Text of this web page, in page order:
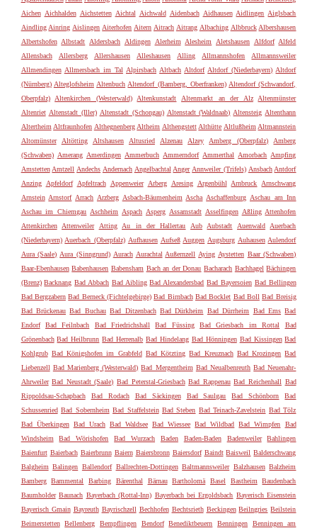
Aichen Aichhalden Aichstetten Aichtal Aichwald Aidenbach Aidhausen Aidlingen Aiglsbach
Aindling Ainring Aislingen Aiterhofen Aitern Aitrach Aitrang Albaching Albbruck Albershausen
Albertshofen Albstadt Aldersbach Aldingen Alerheim Alesheim Aletshausen Alfdorf Alfeld
Allensbach
Allersberg Allershausen Alleshausen Alling Allmannshofen
Allmannsweiler
Allmendingen Allmersbach im Tal Alpirsbach Altbach Altdorf Altdorf (Niederbayern) Altdorf
(Nürnberg) Alteglofsheim Altenbuch Altendorf (Bamberg, Oberfranken) Altendorf (Schwandorf,
Oberpfalz)
Altenkirchen (Westerwald) Altenkunstadt Altenmarkt an der Alz
Altenmünster
Altenriet Altenstadt (Iller) Altenstadt (Schongau) Altenstadt (Waldnaab) Altensteig Altenthann
Altertheim Altfraunhofen Althegnenberg Altheim Althengstett Althütte Altlußheim Altmannstein
Altomünster
Altötting Altshausen Altusried Alzenau Alzey Amberg (Oberpfalz)
Amberg
(Schwaben) Amerang Amerdingen Ammerbuch Ammerndorf Ammerthal Amorbach Ampfing
Amstetten Amtzell Andechs Andernach Angelbachtal Anger Annweiler (Trifels) Ansbach Antdorf
Anzing
Apfeldorf Apfeltrach Appenweier Arberg Aresing Argenbühl Arnbruck
Arnschwang
Arnstein Arnstorf Arrach Arzberg Asbach-Bäumenheim Ascha Aschaffenburg Aschau am Inn
Aschau im Chiemgau Aschheim Aspach Asperg Assamstadt Asselfingen Aßling Attenhofen
Attenkirchen
Attenweiler Atting Au in der Hallertau Aub Aubstadt Auenwald
Auerbach
(Niederbayern) Auerbach (Oberpfalz) Aufhausen Aufseß Auggen Augsburg Auhausen Aulendorf
Aura (Saale) Aura (Sinngrund) Aurach Aurachtal Außernzell Aying Aystetten Baar (Schwaben)
Baar-Ebenhausen Babenhausen Babensham Bach an der Donau Bacharach Bachhagel Bächingen
(Brenz) Backnang Bad Abbach Bad Aibling Bad Alexandersbad Bad Bayersoien Bad Bellingen
Bad Bergzabern Bad Berneck (Fichtelgebirge) Bad Birnbach Bad Bocklet Bad Boll Bad Breisig
Bad Brückenau Bad Buchau Bad Ditzenbach Bad Dürkheim Bad Dürrheim Bad Ems Bad
Endorf
Bad Feilnbach Bad Friedrichshall Bad Füssing Bad Griesbach im Rottal
Bad
Grönenbach Bad Heilbrunn Bad Herrenalb Bad Hindelang Bad Hönningen Bad Kissingen Bad
Kohlgrub Bad Königshofen im Grabfeld Bad Kötzting Bad Kreuznach Bad Krozingen Bad
Liebenzell Bad Marienberg (Westerwald) Bad Mergentheim Bad Neualbenreuth Bad Neuenahr-
Ahrweiler Bad Neustadt (Saale) Bad Peterstal-Griesbach Bad Rappenau Bad Reichenhall Bad
Rippoldsau-Schapbach
Bad Rodach Bad Säckingen Bad Saulgau Bad Schönborn
Bad
Schussenried Bad Sobernheim Bad Staffelstein Bad Steben Bad Teinach-Zavelstein Bad Tölz
Bad Überkingen Bad Urach Bad Waldsee Bad Wiessee Bad Wildbad Bad Wimpfen
Bad
Windsheim
Bad Wörishofen Bad Wurzach Baden Baden-Baden Badenweiler
Bahlingen
Baienfurt Baierbach Baierbrunn Baiern Baiersbronn Baiersdorf Baindt Baisweil Balderschwang
Balgheim Balingen Ballendorf Ballrechten-Dottingen Baltmannsweiler Balzhausen Balzheim
Bamberg
Bammental Barbing Bärenthal Bärnau Bartholomä Basel Bastheim
Baudenbach
Baumholder Baunach Bayerbach (Rottal-Inn) Bayerbach bei Ergoldsbach Bayerisch Eisenstein
Bayerisch Gmain Bayreuth Bayrischzell Bechhofen Bechtsrieth Beckingen Beilngries Beilstein
Beimerstetten
Bellenberg Bempflingen Bendorf Benediktbeuern Benningen
Benningen am